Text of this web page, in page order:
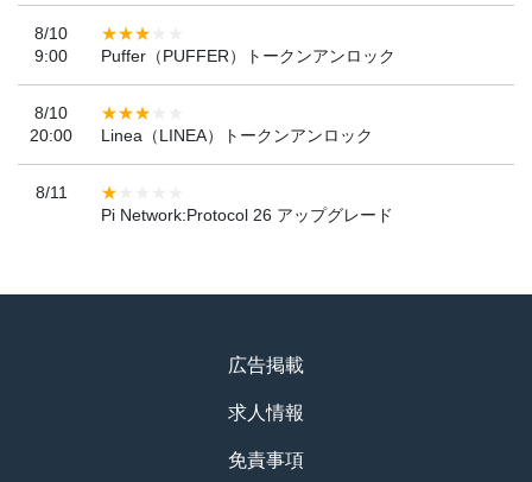
8/10
9:00
Puffer（PUFFER）トークンアンロック
8/10
20:00
Linea（LINEA）トークンアンロック
8/11
Pi Network:Protocol 26 アップグレード
広告掲載
求人情報
免責事項